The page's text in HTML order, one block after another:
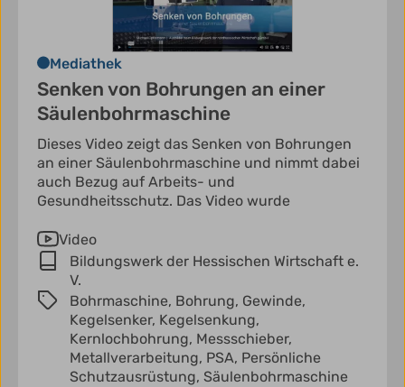
Mediathek
Senken von Bohrungen an einer
Säulenbohrmaschine
Dieses Video zeigt das Senken von Bohrungen
an einer Säulenbohrmaschine und nimmt dabei
auch Bezug auf Arbeits- und
Gesundheitsschutz. Das Video wurde
Video
Bildungswerk der Hessischen Wirtschaft e.
V.
Bohrmaschine, Bohrung, Gewinde,
Kegelsenker, Kegelsenkung,
Kernlochbohrung, Messschieber,
Metallverarbeitung, PSA, Persönliche
Schutzausrüstung, Säulenbohrmaschine